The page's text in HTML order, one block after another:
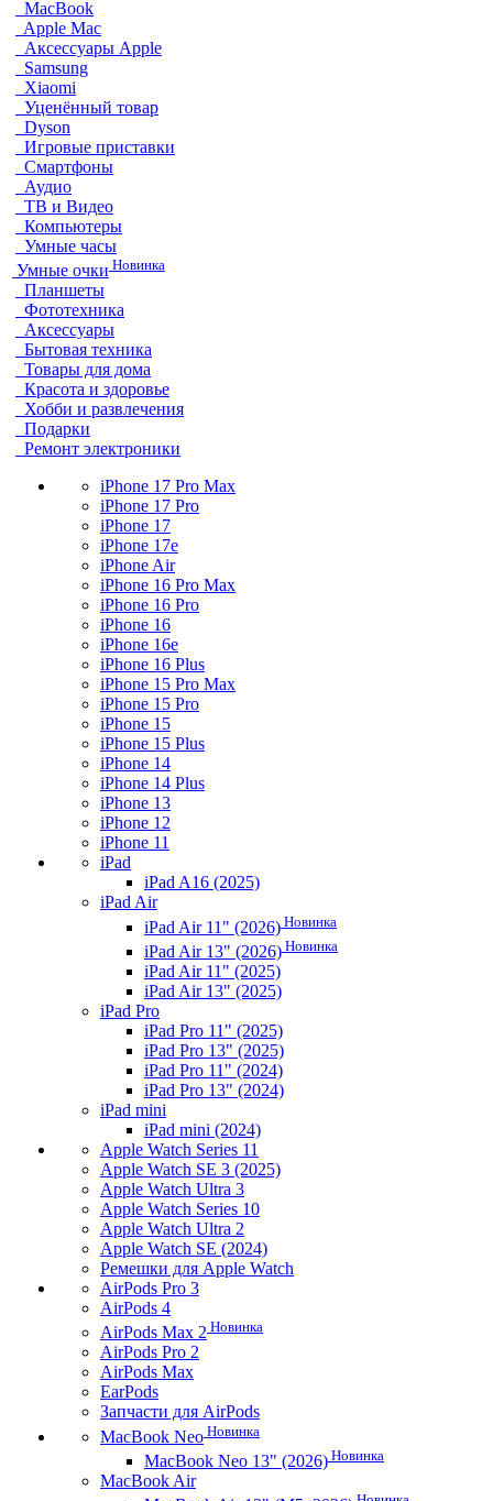
MacBook
Apple Mac
Аксессуары Apple
Samsung
Xiaomi
Уценённый товар
Dyson
Игровые приставки
Смартфоны
Аудио
ТВ и Видео
Компьютеры
Умные часы
Умные очки Новинка
Планшеты
Фототехника
Аксессуары
Бытовая техника
Товары для дома
Красота и здоровье
Хобби и развлечения
Подарки
Ремонт электроники
iPhone 17 Pro Max
iPhone 17 Pro
iPhone 17
iPhone 17e
iPhone Air
iPhone 16 Pro Max
iPhone 16 Pro
iPhone 16
iPhone 16e
iPhone 16 Plus
iPhone 15 Pro Max
iPhone 15 Pro
iPhone 15
iPhone 15 Plus
iPhone 14
iPhone 14 Plus
iPhone 13
iPhone 12
iPhone 11
iPad
iPad A16 (2025)
iPad Air
iPad Air 11" (2026) Новинка
iPad Air 13" (2026) Новинка
iPad Air 11" (2025)
iPad Air 13" (2025)
iPad Pro
iPad Pro 11" (2025)
iPad Pro 13" (2025)
iPad Pro 11" (2024)
iPad Pro 13" (2024)
iPad mini
iPad mini (2024)
Apple Watch Series 11
Apple Watch SE 3 (2025)
Apple Watch Ultra 3
Apple Watch Series 10
Apple Watch Ultra 2
Apple Watch SE (2024)
Ремешки для Apple Watch
AirPods Pro 3
AirPods 4
AirPods Max 2 Новинка
AirPods Pro 2
AirPods Max
EarPods
Запчасти для AirPods
MacBook Neo Новинка
MacBook Neo 13" (2026) Новинка
MacBook Air